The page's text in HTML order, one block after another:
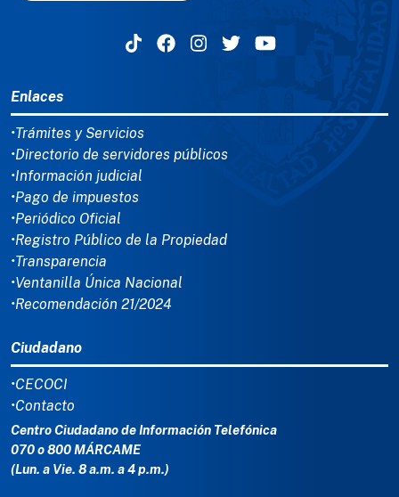
Enlaces
•Trámites y Servicios
•Directorio de servidores públicos
•Información judicial
•Pago de impuestos
•Periódico Oficial
•Registro Público de la Propiedad
•Transparencia
•Ventanilla Única Nacional
•Recomendación 21/2024
Ciudadano
•CECOCI
•Contacto
Centro Ciudadano de Información Telefónica
070 o 800 MÁRCAME
(Lun. a Vie. 8 a.m. a 4 p.m.)